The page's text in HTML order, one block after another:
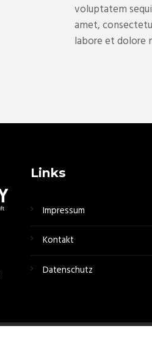
voluptatem
amet,
labore et dolore
Links
Impressum
Kontakt
Datenschutz